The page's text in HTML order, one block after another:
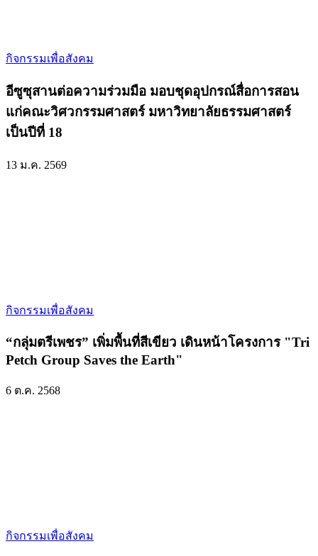
กิจกรรมเพื่อสังคม
อีซูซุสานต่อความร่วมมือ มอบชุดอุปกรณ์สื่อการสอน
แก่คณะวิศวกรรมศาสตร์ มหาวิทยาลัยธรรมศาสตร์
เป็นปีที่ 18
13 ม.ค. 2569
กิจกรรมเพื่อสังคม
“กลุ่มตรีเพชร” เพิ่มพื้นที่สีเขียว เดินหน้าโครงการ "Tri
Petch Group Saves the Earth"
6 ต.ค. 2568
กิจกรรมเพื่อสังคม